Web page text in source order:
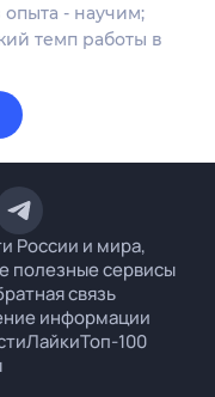
опыта - научим;
темп работы в
России и мира,
полезные сервисы
связь
информации
ЛайкиТоп-100